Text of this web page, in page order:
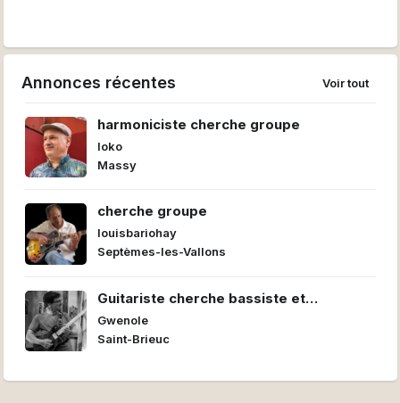
Annonces récentes Voir tout
harmoniciste cherche groupe
loko
Massy
cherche groupe
louisbariohay
Septèmes-les-Vallons
Guitariste cherche bassiste et
batteur/euse pour former un power trio
Gwenole
Saint-Brieuc